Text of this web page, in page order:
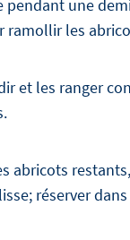
pendant une
ramollir les
et les ranger
abricots
réserver